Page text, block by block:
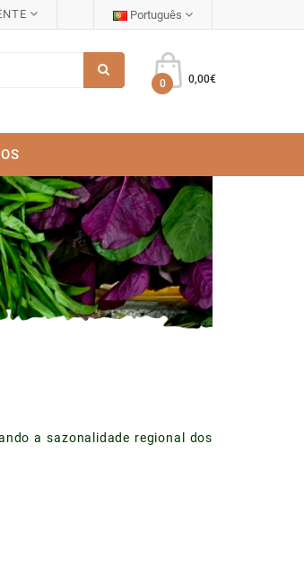
Português
0 0,00€
a sazonalidade regional dos